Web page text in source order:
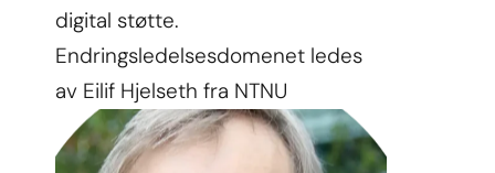
digital støtte.
Endringsledelsesdomenet ledes
av Eilif Hjelseth fra NTNU